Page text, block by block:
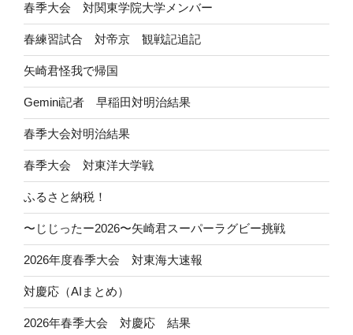
春季大会 対関東学院大学メンバー
春練習試合 対帝京 観戦記追記
矢崎君怪我で帰国
Gemini記者 早稲田対明治結果
春季大会対明治結果
春季大会 対東洋大学戦
ふるさと納税！
〜じじったー2026〜矢崎君スーパーラグビー挑戦
2026年度春季大会 対東海大速報
対慶応（AIまとめ）
2026年春季大会 対慶応 結果